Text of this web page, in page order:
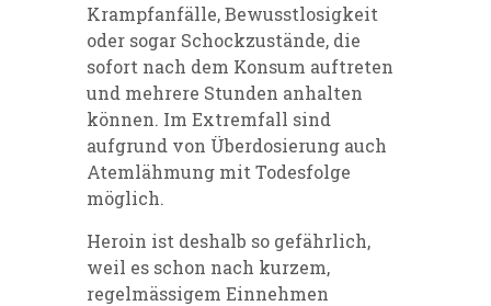
Krampfanfälle, Bewusstlosigkeit
oder sogar Schockzustände, die
sofort nach dem Konsum auftreten
und mehrere Stunden anhalten
können. Im Extremfall sind
aufgrund von Überdosierung auch
Atemlähmung mit Todesfolge
möglich.
Heroin ist deshalb so gefährlich,
weil es schon nach kurzem,
regelmässigem Einnehmen